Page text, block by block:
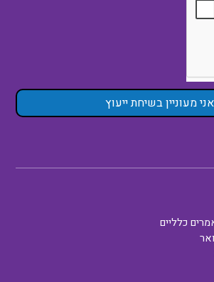
אני מעוניין בשיחת ייעוץ
כלליים